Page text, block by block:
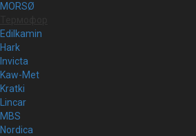
MORSØ
Edilkamin
Hark
Invicta
Kaw-Met
Kratki
Lincar
MBS
Nordica